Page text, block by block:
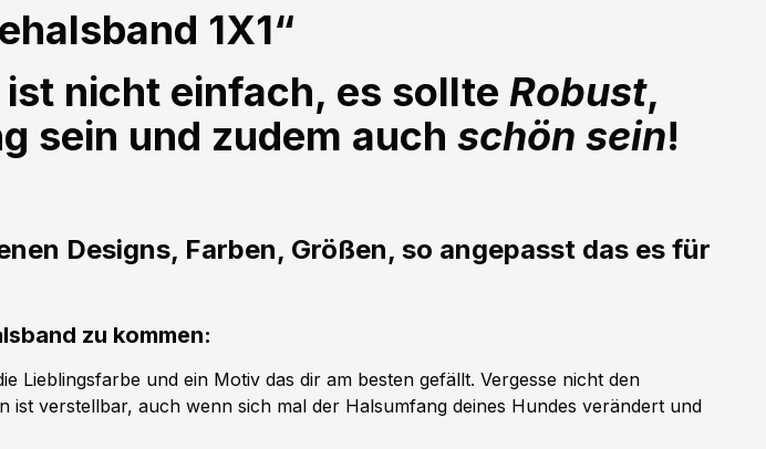
1X1“
nicht einfach, es sollte Robust,
sein und zudem auch schön sein!
Designs, Farben, Größen, so angepasst das es für
zu kommen:
Lieblingsfarbe und ein Motiv das dir am besten gefällt. Vergesse nicht den
verstellbar, auch wenn sich mal der Halsumfang deines Hundes verändert und